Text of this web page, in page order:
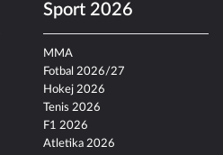
Sport 2026
MMA
Fotbal 2026/27
Hokej 2026
Tenis 2026
F1 2026
Atletika 2026